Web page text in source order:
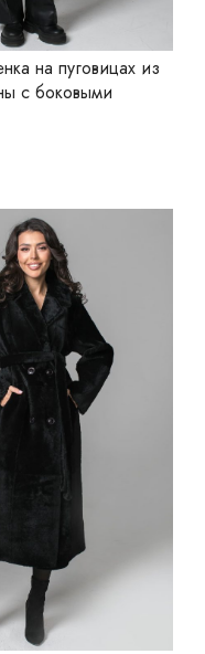
на пуговицах из
с боковыми